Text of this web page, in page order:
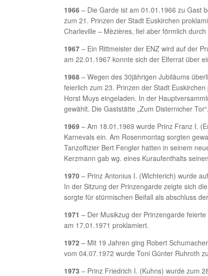
1966 – Die Garde ist am 01.01.1966 zu Gast
zum 21. Prinzen der Stadt Euskirchen
Charleville – Mèzières, fiel aber förmlich
1967 – Ein Rittmeister der ENZ wird auf der
am 22.01.1967 konnte sich der Elferrat über
1968 – Wegen des 30jährigen Jubiläums
feierlich zum 23. Prinzen der Stadt
Horst Muys eingeladen. In der
gewählt. Die Gaststätte „Zum Disternicher
1969 – Am 18.01.1969 wurde Prinz Franz I.
Karnevals ein. Am Rosenmontag sorgten
Tanzoffizier Bert Fengler hatten in seinem
Kerzmann gab wg. eines Kuraufenthalts
1970 – Prinz Antonius I. (Wichterich) wurde
In der Sitzung der Prinzengarde zeigte sich
sorgte für stürmischen Beifall als abschluss
1971 – Der Musikzug der Prinzengarde
am 17.01.1971 proklamiert.
1972 – Mit 19 Jahren ging Robert
vom 04.07.1972 wurde Toni Günter Ruhroth
1973 – Prinz Friedrich I. (Kuhns) wurde zum